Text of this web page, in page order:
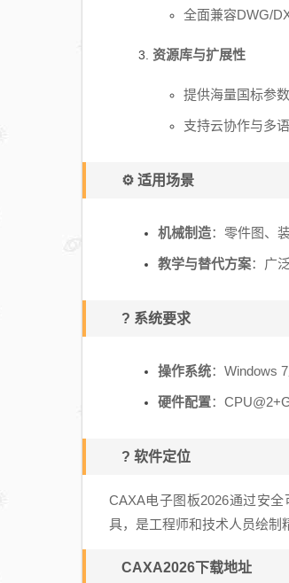
全面兼容DWG/
资源库与扩展性
提供海量国标参
支持云协作与多
⚙️ 适用场景
机械制造：零件图、
教学与替代方案：广
? 系统要求
操作系统：Windows
硬件配置：
? 软件定位
CAXA电子图板2026通过安
具，是工程师和技术人员绘制
CAXA2026下载地址